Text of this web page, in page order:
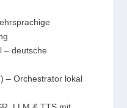
– deutsche
– Orchestrator lokal